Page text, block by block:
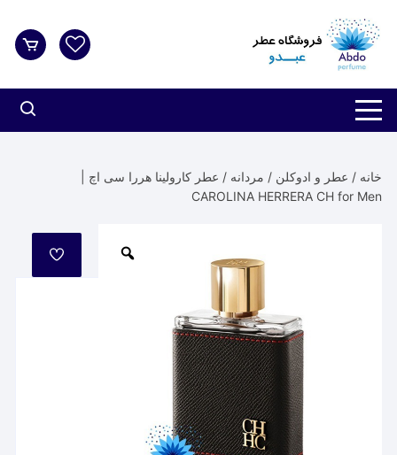
شدن
خانه / عطر و ادوکلن / مردانه / عطر کارولینا هررا سی اچ |
CAROLINA HERRERA CH for Men
مورد
علاقه